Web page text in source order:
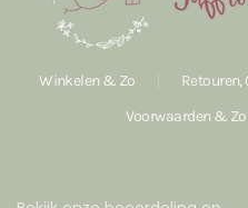
Winkelen & Zo
Voorwaarden & Zo